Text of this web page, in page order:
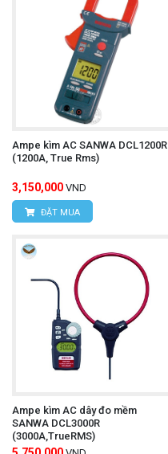
Ampe kìm AC SANWA DCL1200R
(1200A, True Rms)
3,150,000 VND
ĐẶT MUA
Ampe kìm AC dây đo mềm
SANWA DCL3000R
(3000A,TrueRMS)